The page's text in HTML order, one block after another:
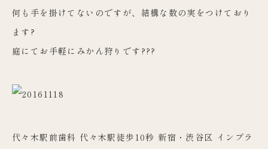
何も手を掛けてないのですが、結構な数の実をつけており
ます?
庭にてお手軽にみかん狩りです???
代々木駅前歯科 代々木駅徒歩10秒 新宿・渋谷区 インプラ